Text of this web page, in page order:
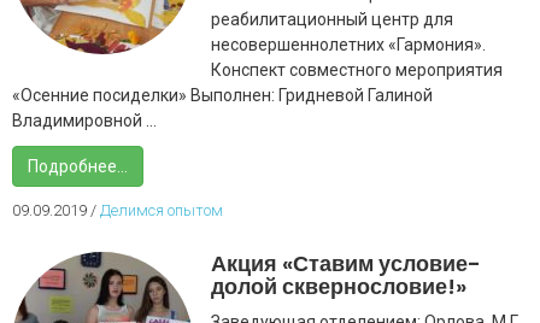
реабилитационный центр для
несовершеннолетних «Гармония».
Конспект совместного мероприятия
«Осенние посиделки» Выполнен: Гридневой Галиной
Владимировной ...
Подробнее...
09.09.2019 / Делимся опытом
Акция «Ставим условие-
долой сквернословие!»